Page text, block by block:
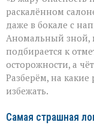
раскалённом
даже в бокале с
Аномальный зной,
подбирается к
осторожности, а
Разберём, на какие
избежать.
Самая страшная